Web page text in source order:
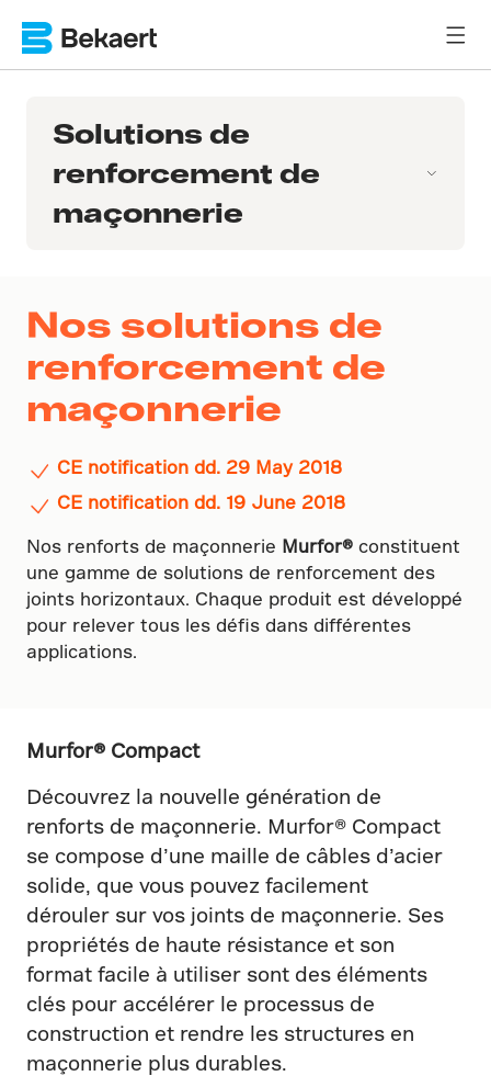
Solutions de
renforcement de
maçonnerie
Nos solutions de
renforcement de
maçonnerie
CE notification dd. 29 May 2018
CE notification dd. 19 June 2018
Nos renforts de maçonnerie Murfor® constituent
une gamme de solutions de renforcement des
joints horizontaux. Chaque produit est développé
pour relever tous les défis dans différentes
applications.
Murfor® Compact
Découvrez la nouvelle génération de
renforts de maçonnerie. Murfor® Compact
se compose d’une maille de câbles d’acier
solide, que vous pouvez facilement
dérouler sur vos joints de maçonnerie. Ses
propriétés de haute résistance et son
format facile à utiliser sont des éléments
clés pour accélérer le processus de
construction et rendre les structures en
maçonnerie plus durables.